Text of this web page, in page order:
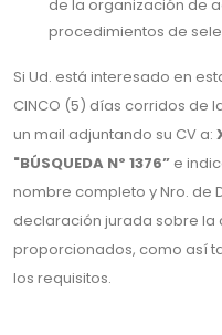
de la organización de
procedimientos de
Si Ud. está interesado en
CINCO (5) días corridos de
un mail adjuntando su CV a:
"BÚSQUEDA Nº 1376” e
nombre completo y Nro. de
declaración jurada sobre
proporcionados, como así
los requisitos.